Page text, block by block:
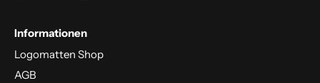
Informationen
Logomatten Shop
AGB